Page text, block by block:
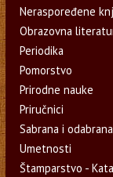
Neraspoređene
Obrazovna
Periodika
Pomorstvo
Prirodne nauke
Priručnici
Sabrana i
Umetnosti
Štamparstvo -